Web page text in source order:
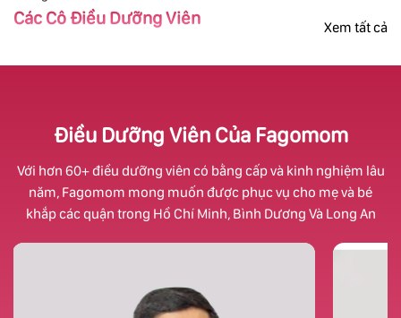
Các Cô Điều Dưỡng Viên Xem tất cả
Điều Dưỡng Viên Của Fagomom
Với hơn 60+ điều dưỡng viên có bằng cấp và kinh nghiệm lâu
năm, Fagomom mong muốn được phục vụ cho mẹ và bé
khắp các quận trong Hồ Chí Minh, Bình Dương Và Long An